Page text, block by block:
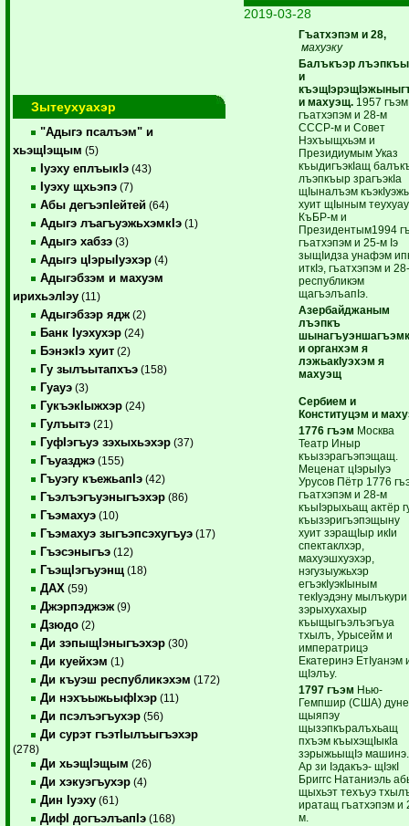
Зытеухуахэр
"Адыгэ псалъэм" и
хьэщIэщым (5)
Iуэху еплъыкIэ (43)
Iуэху щхьэпэ (7)
Абы дегъэпIейтей (64)
Адыгэ лъагъуэжьхэмкIэ (1)
Адыгэ хабзэ (3)
Адыгэ цIэрыIуэхэр (4)
Адыгэбзэм и махуэм
ирихьэлIэу (11)
Адыгэбзэр ядж (2)
Банк Iуэхухэр (24)
БэнэкIэ хуит (2)
Гу зылъытапхъэ (158)
Гуауэ (3)
ГукъэкIыжхэр (24)
Гулъытэ (21)
ГуфIэгъуэ зэхыхьэхэр (37)
Гъуазджэ (155)
Гъуэгу къежьапIэ (42)
Гъэлъэгъуэныгъэхэр (86)
Гъэмахуэ (10)
Гъэмахуэ зыгъэпсэхугъуэ (17)
Гъэсэныгъэ (12)
ГъэщIэгъуэнщ (18)
ДАХ (59)
Джэрпэджэж (9)
Дзюдо (2)
Ди зэпыщIэныгъэхэр (30)
Ди куейхэм (1)
Ди къуэш республикэхэм (172)
Ди нэхъыжьыфIхэр (11)
Ди псэлъэгъухэр (56)
Ди сурэт гъэтIылъыгъэхэр
(278)
Ди хьэщIэщым (26)
Ди хэкуэгъухэр (4)
Дин Iуэху (61)
ДифI догъэлъапIэ (168)
2019-03-28
Гъатхэпэм и 28,
махуэку
Балъкъэр
и
и махуэщ. 1957 гъэм
гъатхэпэм и 28-м
СССР-м и Совет
Нэхъыщхьэм и
Президиумым Указ
къыдигъэкIащ
лъэпкъыр зрагъэкIа
щIыналъэм
хуит щIыным
КъБР-м и
Президентым1994
гъатхэпэм и 25-м Iэ
зыщIидза унафэм
иткIэ, гъатхэпэм и
республикэм
щагъэлъапIэ.
Азербайджаным
лъэпкъ
и органхэм я
лэжьакIуэхэм я
махуэщ
Сербием и
Конституцэм и
1776 гъэм Москва
Театр Иныр
къызэрагъэпэщащ.
Меценат цIэрыIуэ
Урусов Пётр 1776
гъатхэпэм и 28-м
къыIэрыхьащ актёр
къызэригъэпэщыну
хуит зэращIыр икIи
спектаклхэр,
махуэшхуэхэр,
нэгузыужьхэр
егъэкIуэкIыным
текIуэдэну мылъкури
зэрыхухахыр
къыщыгъэлъэгъуа
тхылъ, Урысейм и
императрицэ
Екатеринэ ЕтIуанэм
щIэлъу.
1797 гъэм Нью-
Гемпшир (США)
щыяпэу
щызэпкъралъхьащ
пхъэм къыхэщIыкIа
зэрыжьыщIэ машинэ.
Ар зи Iэдакъэ- щIэкI
Бриггс Натаниэль
щыхьэт техъуэ
иратащ гъатхэпэм и
м.